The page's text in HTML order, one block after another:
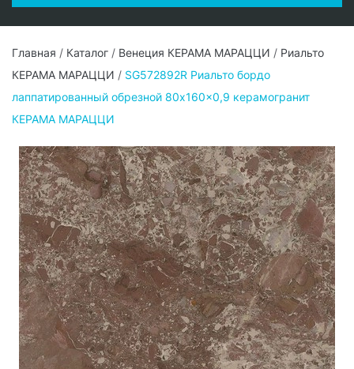
Главная / Каталог / Венеция КЕРАМА МАРАЦЦИ / Риальто
КЕРАМА МАРАЦЦИ / SG572892R Риальто бордо
лаппатированный обрезной 80x160x0,9 керамогранит
КЕРАМА МАРАЦЦИ